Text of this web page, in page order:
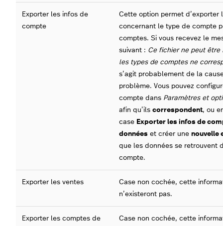
Exporter les infos de
compte
Cette option permet d’exporter
concernant le type de compte
comptes. Si vous recevez le
suivant : Ce fichier ne peut être
les types de comptes ne
s’agit probablement de la
problème. Vous pouvez
compte dans Paramètres et
afin qu’ils correspondent, ou
case Exporter les infos de
données et créer une nouvelle
que les données se retrouvent
compte.
Exporter les ventes
Case non cochée, cette
n’existeront pas.
Exporter les comptes de
Case non cochée, cette